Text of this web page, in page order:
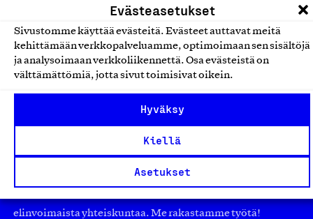
Evästeasetukset
Sivustomme käyttää evästeitä. Evästeet auttavat meitä
kehittämään verkkopalveluamme, optimoimaan sen sisältöjä
ja analysoimaan verkkoliikennettä. Osa evästeistä on
välttämättömiä, jotta sivut toimisivat oikein.
Hyväksy
Kiellä
Asetukset
Olemme jäsentemme omistama puolueeton,
työmarkkinajärjestöistä riippumaton yhdistys.
Jäseninämme on koko suomalaisen yhteiskunnan kirjo
pienistä pajoista ja yhteisöistä kansainvälisiin
suuryrityksiin. Meidät on perustettu yli 100 vuotta sitten
edistämään suomalaista työtä ja teollisuutta sekä
nostamaan ylpeyttä kotimaisesta osaamisesta. Uskomme
elinvoimaista yhteiskuntaa. Me rakastamme työtä!